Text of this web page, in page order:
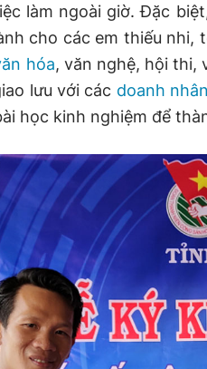
làm ngoài giờ. Đặc
cho các em thiếu nhi,
hóa, văn nghệ, hội thi,
lưu với các doanh
học kinh nghiệm để